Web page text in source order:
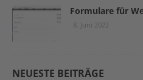
Formulare für
8. Juni 2022
NEUESTE BEITRÄGE